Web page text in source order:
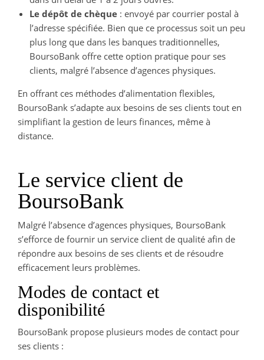
Le dépôt de chèque : envoyé par courrier postal à
l’adresse spécifiée. Bien que ce processus soit un peu
plus long que dans les banques traditionnelles,
BoursoBank offre cette option pratique pour ses
clients, malgré l’absence d’agences physiques.
En offrant ces méthodes d’alimentation flexibles,
BoursoBank s’adapte aux besoins de ses clients tout en
simplifiant la gestion de leurs finances, même à
distance.
Le service client de
BoursoBank
Malgré l’absence d’agences physiques, BoursoBank
s’efforce de fournir un service client de qualité afin de
répondre aux besoins de ses clients et de résoudre
efficacement leurs problèmes.
Modes de contact et
disponibilité
BoursoBank propose plusieurs modes de contact pour
ses clients :